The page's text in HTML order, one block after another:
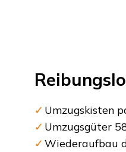
Umzugskisten
Umzugsgüter
Wiederaufbau